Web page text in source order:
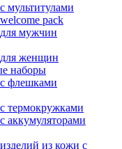
мультитулами
pack
мужчин
женщин
наборы
флешками
термокружками
аккумуляторами
из кожи с